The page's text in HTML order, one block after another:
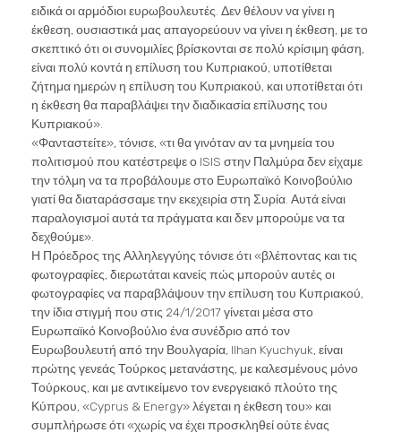
ειδικά οι αρμόδιοι ευρωβουλευτές. Δεν θέλουν να γίνει η
έκθεση, ουσιαστικά μας απαγορεύουν να γίνει η έκθεση, με το
σκεπτικό ότι οι συνομιλίες βρίσκονται σε πολύ κρίσιμη φάση,
είναι πολύ κοντά η επίλυση του Κυπριακού, υποτίθεται
ζήτημα ημερών η επίλυση του Κυπριακού, και υποτίθεται ότι
η έκθεση θα παραβλάψει την διαδικασία επίλυσης του
Κυπριακού».
«Φανταστείτε», τόνισε, «τι θα γινόταν αν τα μνημεία του
πολιτισμού που κατέστρεψε ο ISIS στην Παλμύρα δεν είχαμε
την τόλμη να τα προβάλουμε στο Ευρωπαϊκό Κοινοβούλιο
γιατί θα διαταράσσαμε την εκεχειρία στη Συρία. Αυτά είναι
παραλογισμοί αυτά τα πράγματα και δεν μπορούμε να τα
δεχθούμε».
Η Πρόεδρος της Αλληλεγγύης τόνισε ότι «βλέποντας και τις
φωτογραφίες, διερωτάται κανείς πώς μπορούν αυτές οι
φωτογραφίες να παραβλάψουν την επίλυση του Κυπριακού,
την ίδια στιγμή που στις 24/1/2017 γίνεται μέσα στο
Ευρωπαϊκό Κοινοβούλιο ένα συνέδριο από τον
Ευρωβουλευτή από την Βουλγαρία, Ilhan Kyuchyuk, είναι
πρώτης γενεάς Τούρκος μετανάστης, με καλεσμένους μόνο
Τούρκους, και με αντικείμενο τον ενεργειακό πλούτο της
Κύπρου, «Cyprus & Energy» λέγεται η έκθεση του» και
συμπλήρωσε ότι «χωρίς να έχει προσκληθεί ούτε ένας